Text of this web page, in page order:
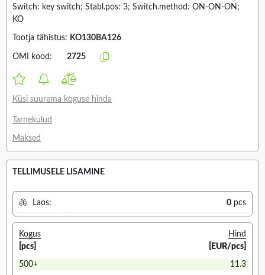
Switch: key switch; Stabl.pos: 3; Switch.method: ON-ON-ON;
KO
Tootja tähistus: KO130BA126
OMI kood: 2725
Küsi suurema koguse hinda
Tarnekulud
Maksed
TELLIMUSELE LISAMINE
Laos: 0 pcs
Kogus
[pcs]
Hind
[EUR/pcs]
500+ 11.3